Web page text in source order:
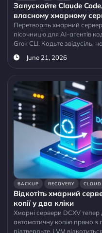
Запускайте Claude
власному хмарному
Перетворіть хмарний
пісочницю для AI-агентів
Grok CLI. Кодьте звідусіль,
June 21, 2026
BACKUP RECOVERY CLOUD
Відкотіть хмарний
копії у два кліки
Хмарні сервери DCXV
автоматичну копію прямо з
підтвердьте, і VM